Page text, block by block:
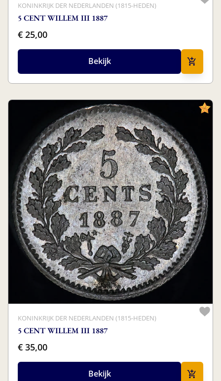
KONINKRIJK DER NEDERLANDEN (1815-HEDEN)
5 CENT WILLEM III 1887
€ 25,00
Bekijk
KONINKRIJK DER NEDERLANDEN (1815-HEDEN)
5 CENT WILLEM III 1887
€ 35,00
Bekijk